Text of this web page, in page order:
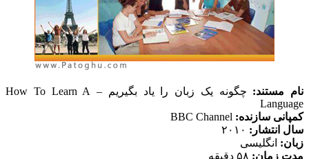
نام مستند:
چگونه یک زبان را یاد بگیریم – How To Learn A
Language
کمپانی سازنده:
سال انتشار:
زبان: انگلیسی
مدت زمان: